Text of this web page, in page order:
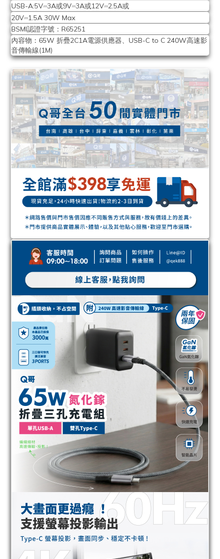
USB-A:5V⎓3A或9V⎓3A或12V⎓2.5A或
20V⎓1.5A 30W Max
BSMI認證字號：R65251
內容物：65W 折疊2C1A電源供應器、USB-C to C 240W高速影
音傳輸線(1M)